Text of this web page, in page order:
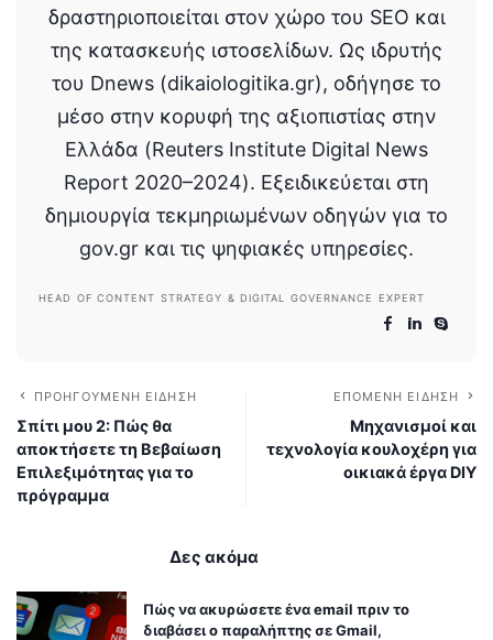
δραστηριοποιείται στον χώρο του SEO και
της κατασκευής ιστοσελίδων. Ως ιδρυτής
του Dnews (dikaiologitika.gr), οδήγησε το
μέσο στην κορυφή της αξιοπιστίας στην
Ελλάδα (Reuters Institute Digital News
Report 2020–2024). Εξειδικεύεται στη
δημιουργία τεκμηριωμένων οδηγών για το
gov.gr και τις ψηφιακές υπηρεσίες.
HEAD OF CONTENT STRATEGY & DIGITAL GOVERNANCE EXPERT
ΠΡΟΗΓΟΎΜΕΝΗ ΕΊΔΗΣΗ
Σπίτι μου 2: Πώς θα
αποκτήσετε τη Βεβαίωση
Επιλεξιμότητας για το
πρόγραμμα
ΕΠΌΜΕΝΗ ΕΊΔΗΣΗ
Μηχανισμοί και
τεχνολογία κουλοχέρη για
οικιακά έργα DIY
Δες ακόμα
Πώς να ακυρώσετε ένα email πριν το
διαβάσει ο παραλήπτης σε Gmail,